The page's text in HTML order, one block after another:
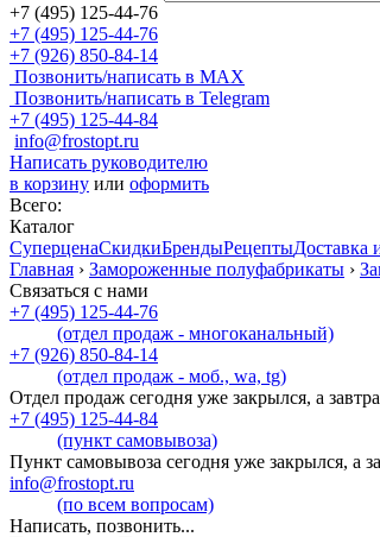
+7 (495) 125-44-76
+7 (495) 125-44-76
+7 (926) 850-84-14
Позвонить/написать в MAX
Позвонить/написать в Telegram
+7 (495) 125-44-84
info@frostopt.ru
Написать руководителю
в корзину или оформить
Всего:
Каталог
СуперценаСкидкиБрендыРецептыДоставка
Главная › Замороженные полуфабрикаты ›
Связаться с нами
+7 (495) 125-44-76
(отдел продаж - многоканальный)
+7 (926) 850-84-14
(отдел продаж - моб., wa, tg)
Отдел продаж сегодня уже закрылся, а
+7 (495) 125-44-84
(пункт самовывоза)
Пункт самовывоза сегодня уже закрылся, а
info@frostopt.ru
(по всем вопросам)
Написать, позвонить...